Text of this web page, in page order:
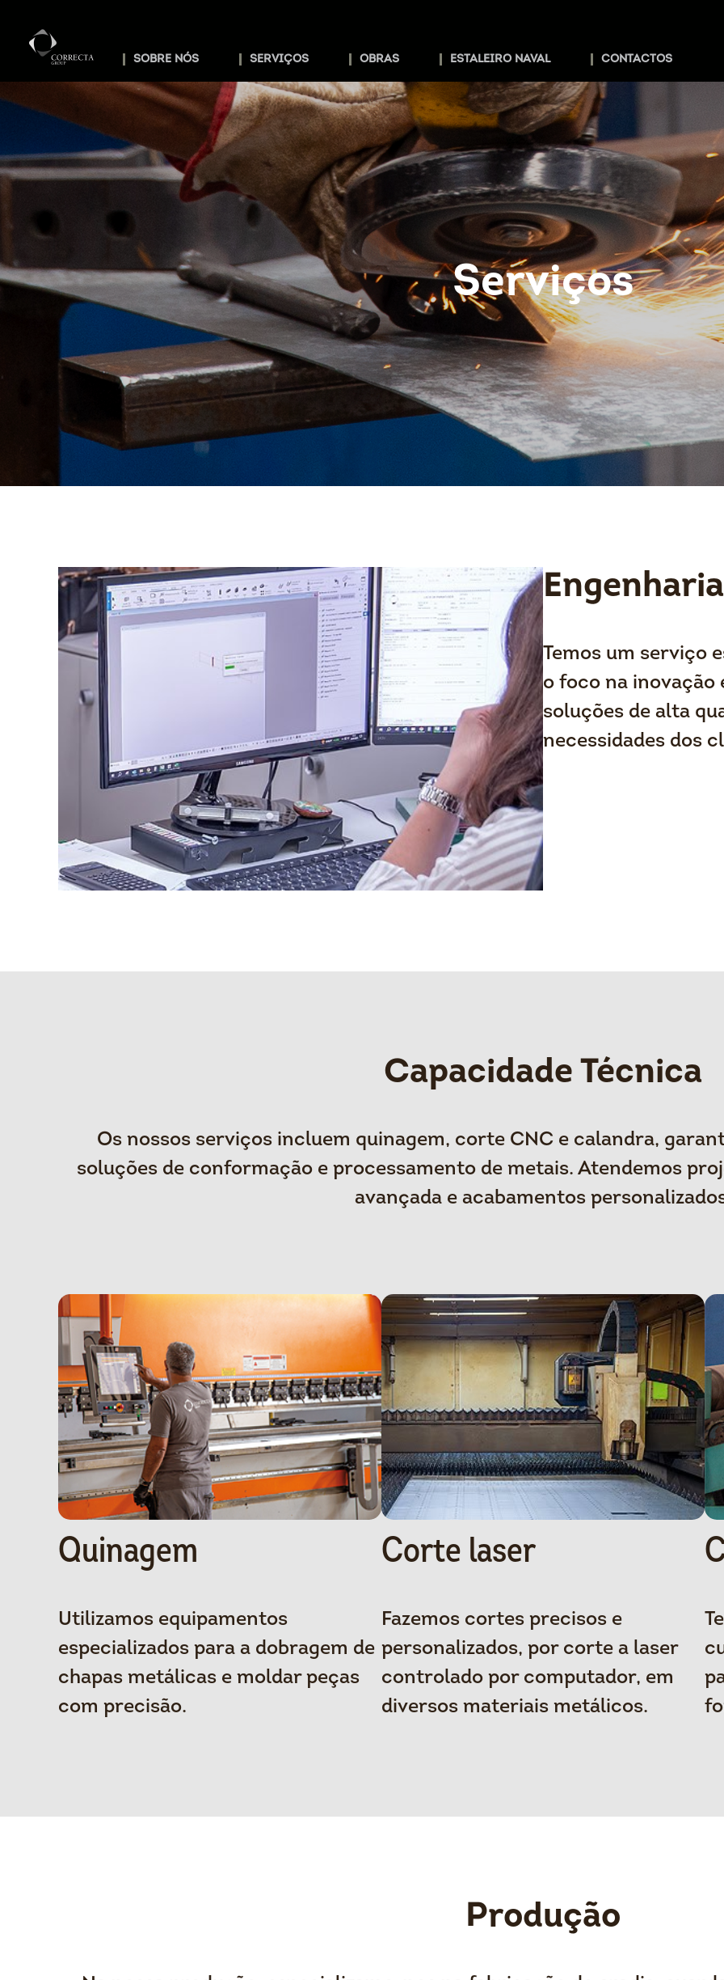
SOBRE NÓS SERVIÇOS OBRAS ESTALEIRO NAVAL CONTACTOS
Serviços
Engenharia
Temos um serviço
o foco na inovação
soluções de alta
necessidades dos
Capacidade Técnica
Os nossos serviços incluem quinagem, corte CNC e calandra,
soluções de conformação e processamento de metais. Atendemos
avançada e acabamentos
Quinagem
Utilizamos equipamentos
especializados para a dobragem de
chapas metálicas e moldar peças
com precisão.
Corte laser
Fazemos cortes precisos e
personalizados, por corte a laser
controlado por computador, em
diversos materiais metálicos.
Produção